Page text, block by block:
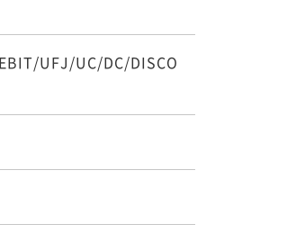
UFJ/UC/DC/DISCO